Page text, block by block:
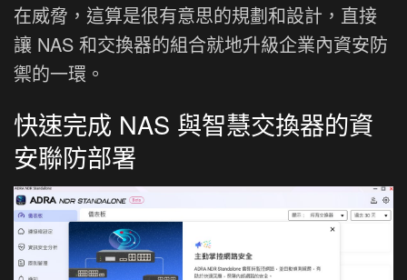
在威脅，這算是很有意思的規劃和設計，直接
讓 NAS 和交換器的組合就地升級企業內資安防
禦的一環。
快速完成 NAS 與智慧交換器的資
安聯防部署